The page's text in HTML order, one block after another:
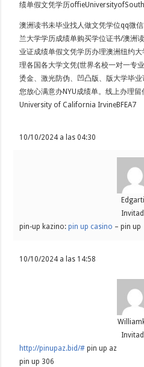
绩单假文凭学历
澳洲读书未毕业找人做文凭学位qq微
兰大学学历成绩单购买学位证书/澳洲
业证成绩单假文凭学历办理澳洲纽约
理各国各大学文凭(世界名校一对一专
烫金、激光防伪、凹凸版、版大学毕
您放心满意办NYU成绩单。线上办理留
University of California IrvineBFEA7
10/10/2024 a las 04:30
pin-up kazino:pin up casino – pin up
10/10/2024 a las 14:58
http://pinupaz.bid/# pin up az
pin up 306